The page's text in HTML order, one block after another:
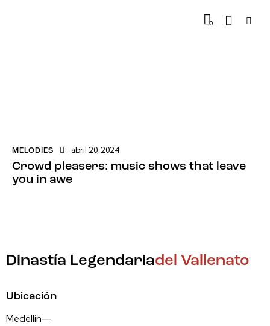
0
MELODIES abril 20, 2024
Crowd pleasers: music shows that leave
you in awe
Dinastía Legendariadel Vallenato
Ubicación
Medellín—